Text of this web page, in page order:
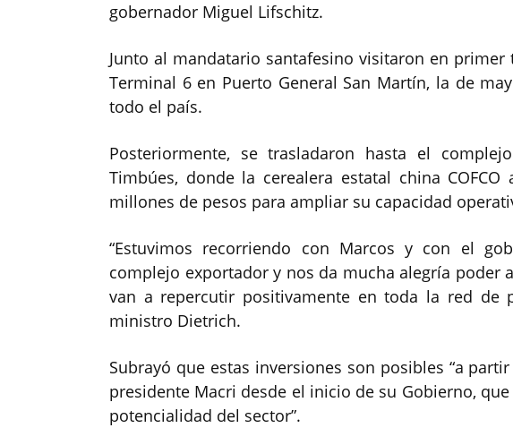
gobernador Miguel Lifschitz.
Junto al mandatario santafesino visitaron en
Terminal 6 en Puerto General San Martín, la de
todo el país.
Posteriormente, se trasladaron hasta el
Timbúes, donde la cerealera estatal china
millones de pesos para ampliar su capacidad
“Estuvimos recorriendo con Marcos y con el
complejo exportador y nos da mucha alegría poder
van a repercutir positivamente en toda la red de
ministro Dietrich.
Subrayó que estas inversiones son posibles “a
presidente Macri desde el inicio de su Gobierno,
potencialidad del sector”.